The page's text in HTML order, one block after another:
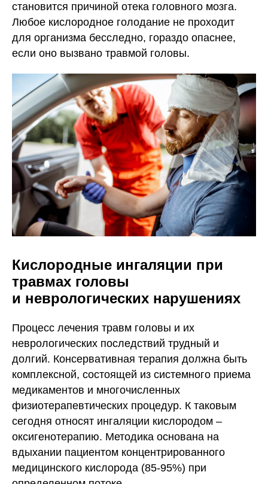
становится причиной отека головного мозга.
Любое кислородное голодание не проходит
для организма бесследно, гораздо опаснее,
если оно вызвано травмой головы.
Кислородные ингаляции при
травмах головы
и неврологических нарушениях
Процесс лечения травм головы и их
неврологических последствий трудный и
долгий. Консервативная терапия должна быть
комплексной, состоящей из системного приема
медикаментов и многочисленных
физиотерапевтических процедур. К таковым
сегодня относят ингаляции кислородом –
оксигенотерапию. Методика основана на
вдыхании пациентом концентрированного
медицинского кислорода (85-95%) при